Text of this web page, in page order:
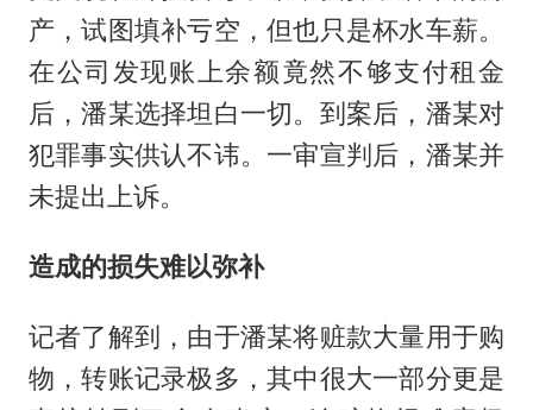
产，试图填补亏空，但也只是杯水车薪。
在公司发现账上余额竟然不够支付租金
后，潘某选择坦白一切。到案后，潘某对
犯罪事实供认不讳。一审宣判后，潘某并
未提出上诉。
造成的损失难以弥补
记者了解到，由于潘某将赃款大量用于购
物，转账记录极多，其中很大一部分更是